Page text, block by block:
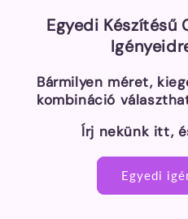
Egyedi Készítésű
Bármilyen méret,
kombináció
Írj nekünk itt,
Egyedi